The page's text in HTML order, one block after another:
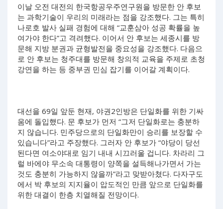
이날 오전 대전의 한국항공우주연구원을 방문한 안 후보
는 과학기술이 우리의 미래라는 점을 강조했다. 그는 특히
나로호 발사 실패 경험에 대해 “교훈삼아 성공 확률을 높
여가야 한다”고 격려했다. 이어서 안 후보는 세종시를 방
문해 지방 분권과 균형발전을 중요성을 강조했다. 다음으
로 안 후보는 청주대를 방문해 창의적 교육을 주제로 초청
강연을 하는 등 중부권 민심 잡기를 이어갈 계획이다.
대선을 69일 앞둔 현재, 야권2인방은 단일화를 위한 기싸
움에 돌입했다. 문 후보가 먼저 “그저 단일화로는 충분하
지 않습니다. 민주당으로의 단일화만이 승리를 보장할 수
있습니다”라고 주장했다. 그러자 안 후보가 “야당이 당선
된다면 여소야대로 임기 내내 시끄러울 겁니다. 차라리 그
럴 바에야 무소속 대통령이 양쪽을 설득해나가면서 가는
것도 충분히 가능하지 않을까”라고 맞받아쳤다. 다자구도
에서 박 후보의 지지율이 압도적인 만큼 앞으로 단일화를
위한 대결이 한층 치열해질 전망이다.